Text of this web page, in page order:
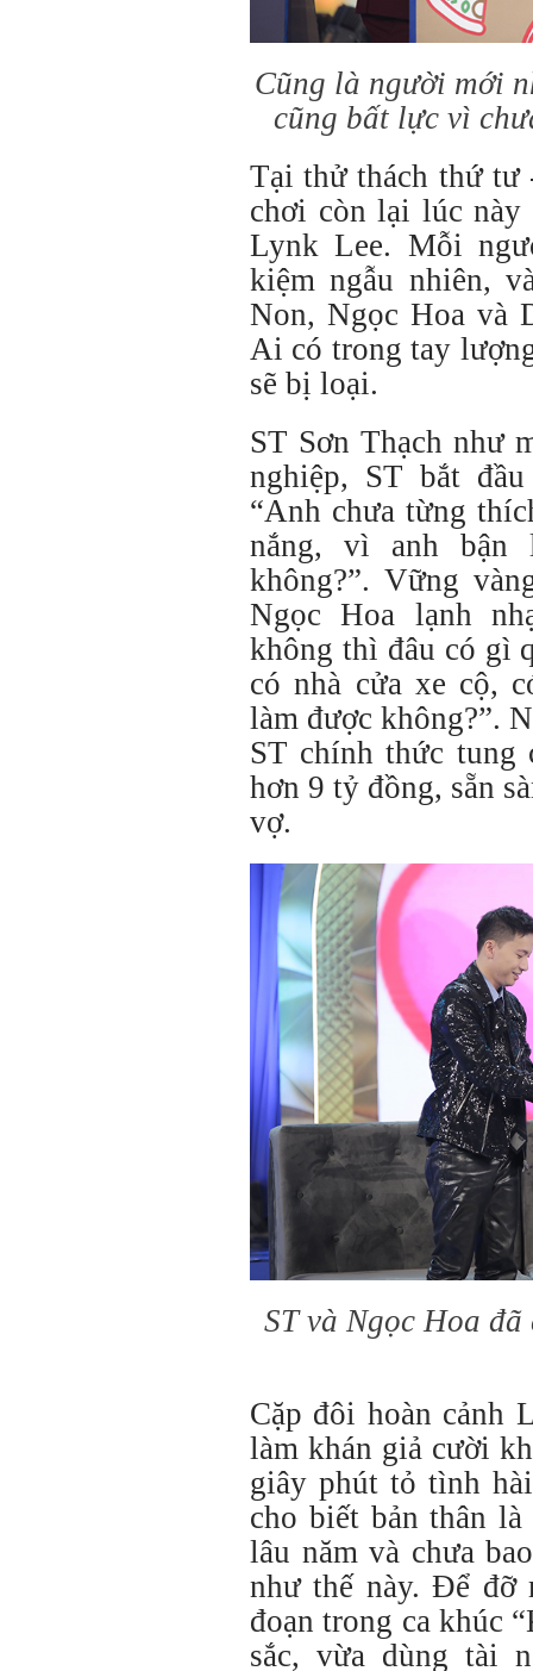
Cũng là người mới
cũng bất lực vì
Tại thử thách thứ
chơi còn lại lúc
Lynk Lee. Mỗi
kiệm ngẫu nhiên,
Non, Ngọc Hoa và
Ai có trong tay
sẽ bị loại.
ST Sơn Thạch như
nghiệp, ST bắt
“Anh chưa từng
nắng, vì anh bận
không?”. Vững
Ngọc Hoa lạnh
không thì đâu có gì
có nhà cửa xe cộ,
làm được không?”.
ST chính thức tung
hơn 9 tỷ đồng, sẵn
vợ.
ST và Ngọc Hoa
Cặp đôi hoàn cảnh
làm khán giả cười
giây phút tỏ tình
cho biết bản thân
lâu năm và chưa
như thế này. Để đỡ
đoạn trong ca khúc
sắc, vừa dùng tài